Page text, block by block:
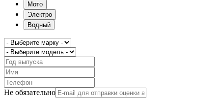
Мото
Электро
Водный
Не обязательно